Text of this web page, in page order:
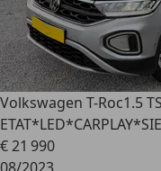
Volkswagen T-Roc1.5
€ 21 990